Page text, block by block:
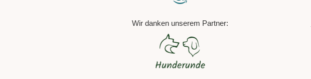
Wir danken unserem Partner: